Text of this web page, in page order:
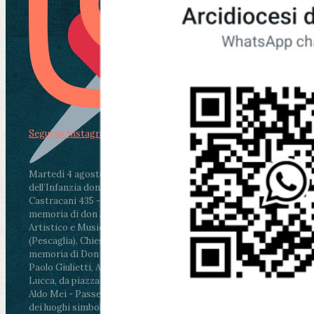
Martedì 4 agosto2026
ore 11:30 - Lucca, Scuola
dell’Infanzia don Aldo Mei - Viale Castruccio
Castracani 435 - Inaugurazione murales in
memoria di don Aldo Mei curato dal Liceo
Artistico e Musicale “Passaglia”
ore 18 - Fiano
(Pescaglia), Chiesa parrocchiale - Messa in
memoria di Don Aldo Mei celebrata da mons.
Paolo Giulietti, Arcivescovo di Lucca
ore 20.30 -
Lucca, da piazza San Michele al Cippo di don
Aldo Mei - Passeggiata della Memoria in alcuni
dei luoghi simbolo della città. Ritrovo alle ore
Segui su Instagram